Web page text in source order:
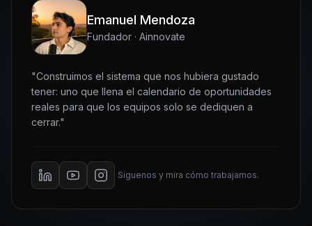
Emanuel Mendoza
Fundador · Ainnovate
"Construimos el sistema que nos hubiera gustado
tener: uno que llena el calendario de oportunidades
reales para que los equipos solo se dediquen a
cerrar."
Síguenos y mira cómo trabajamos.